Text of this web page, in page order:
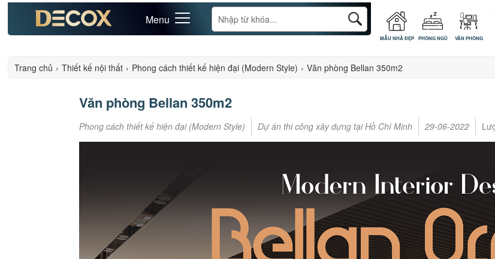
Menu
MẪU NHÀ ĐẸP PHÒNG NGỦ VĂN PHÒNG
Trang chủ › Thiết kế nội thất › Phong cách thiết kế hiện đại (Modern Style) › Văn phòng Bellan 350m2
Văn phòng Bellan 350m2
Phong cách thiết kế hiện đại (Modern Style) Dự án thi công xây dựng tại Hồ Chí Minh 29-06-2022